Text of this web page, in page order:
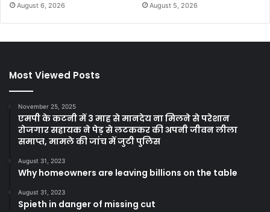
August 6, 2026 August 5, 2026
Most Viewed Posts
November 25, 2025
एमपी के कटनी में 3 माह से मानदेय ना मिलने से परेशान
रोजगार सहायक ने पेड़ से लटककर की अपनी जीवन लीला
समाप्त, मामले की जांच में जुटी पुलिस
August 31, 2023
Why homeowners are leaving billions on the table
August 31, 2023
Spieth in danger of missing cut